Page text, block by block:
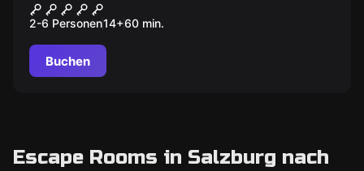
Lost
2-6 Personen14+60 min.
Buchen
Escape Rooms in Salzburg nach